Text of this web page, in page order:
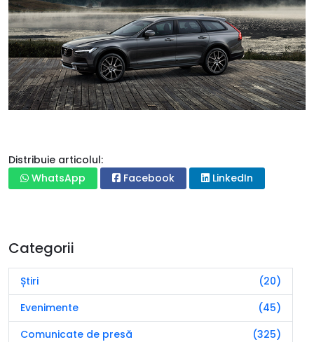
Distribuie articolul:
WhatsApp
Facebook LinkedIn
Categorii
Știri
(20)
Evenimente
(45)
Comunicate de presă
(325)